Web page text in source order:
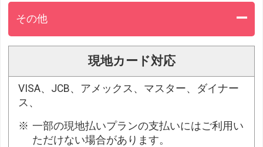
その他
現地カード対応
VISA、JCB、アメックス、マスター、ダイナー
ス、
一部の現地払いプランの支払いにはご利用い
ただけない場合があります。